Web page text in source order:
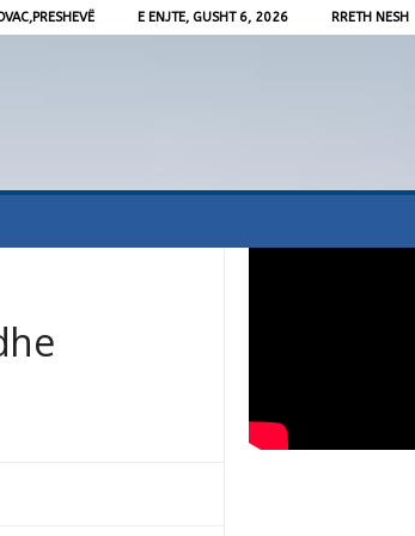
E ENJTE, GUSHT 6, 2026 RRETH NESH